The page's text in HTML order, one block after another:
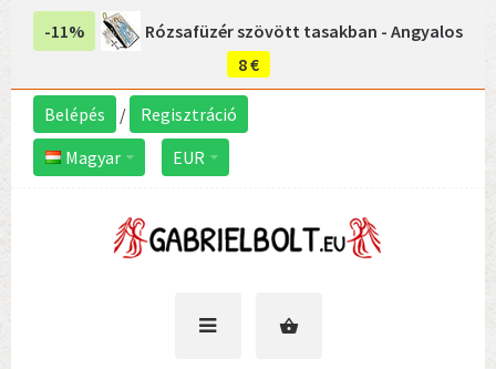
-11%
Rózsafüzér szövött tasakban - Angyalos
8 €
Belépés /
Regisztráció
Magyar
EUR